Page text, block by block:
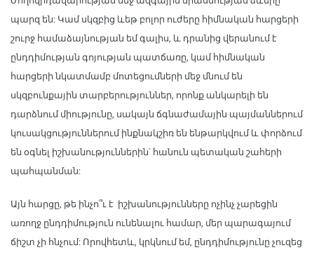
պարզ են: Կամ սկզբից ևեթ բոլոր ուժերը հիմնական հարցերի
շուրջ համաձայնության եմ գալիս, և դրանից վերանում է
ընդդիմության գոյության պատճառը, կամ հիմնական
հարցերի նկատմամբ մոտեցումների մեջ մնում են
սկզբունքային տարբերություններ, որոնք անկարելի են
դարձնում միությունը, սակայն ճգնաժամային պայմաններում
կուսակցություններում ինքնակշիռ են ենթարկվում և փորձում
են օգնել իշխանություններին՝ հանուն պետական շահերի
պահպանման:
Այն հարցը, թե ինչո՞ւ է իշխանությունները ոչինչ չարեցին
առողջ ընդդիմություն ունենալու համար, մեր պարագայում
ճիշտ չի հնչում: Որովհետև, կրկնում եմ, ընդդիմությունը չուզեց